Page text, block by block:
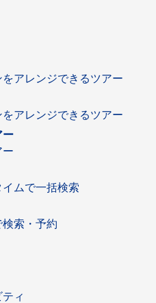
アレンジできるツアー
アレンジできるツアー
ー
ー
ムで一括検索
索・予約
ィ
す
に泊まる
祭り・イベント
跡
祭り
別企画
でめぐる
瑞風
わう
リズム・ウォー
音楽）・講師同行